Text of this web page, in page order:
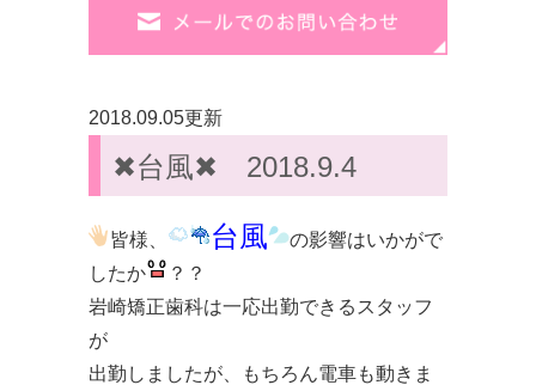
2018.09.05更新
✖︎台風✖︎ 2018.9.4
皆様、 台風
の影響はいかがで
したか
？？
岩崎矯正歯科は一応出勤できるスタッフ
が
出勤しましたが、もちろん電車も動きま